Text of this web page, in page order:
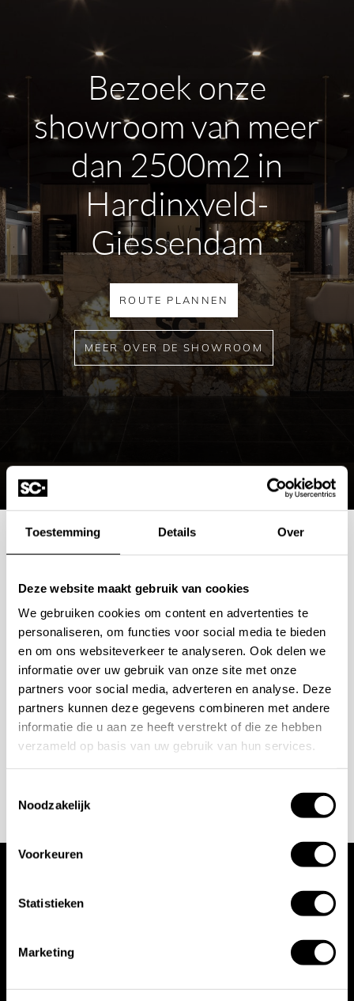
Toestemming Details Over
Deze website maakt gebruik van cookies
We gebruiken cookies om content en advertenties te
personaliseren, om functies voor social media te bieden
en om ons websiteverkeer te analyseren. Ook delen we
informatie over uw gebruik van onze site met onze
partners voor social media, adverteren en analyse. Deze
partners kunnen deze gegevens combineren met andere
informatie die u aan ze heeft verstrekt of die ze hebben
verzameld op basis van uw gebruik van hun services.
Noodzakelijk
Voorkeuren
Statistieken
Marketing
Bezoek onze
showroom van meer
dan 2500m2 in
Hardinxveld-
Giessendam
ROUTE PLANNEN
MEER OVER DE SHOWROOM
Mogelijkheden
bespreken?
Wilt u ook iedere dag genieten van een luxe badkamer?
Neem contact met ons op voor een intake gesprek.
+31 10 28 575 85
projects@stonecompany.nl
AFSPRAAK MAKEN
Wij werken met
toonaangevende
merken